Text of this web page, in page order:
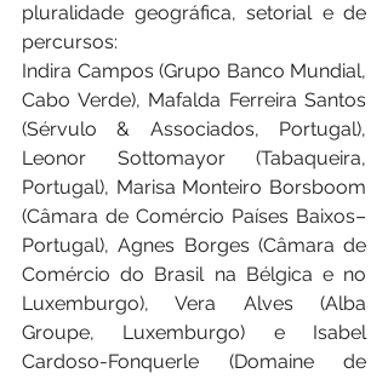
pluralidade geográfica, setorial e de
percursos:
Indira Campos (Grupo Banco Mundial,
Cabo Verde), Mafalda Ferreira Santos
(Sérvulo & Associados, Portugal),
Leonor Sottomayor (Tabaqueira,
Portugal), Marisa Monteiro Borsboom
(Câmara de Comércio Países Baixos–
Portugal), Agnes Borges (Câmara de
Comércio do Brasil na Bélgica e no
Luxemburgo), Vera Alves (Alba
Groupe, Luxemburgo) e Isabel
Cardoso-Fonquerle (Domaine de